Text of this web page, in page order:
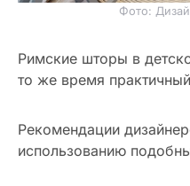
Фото:
Римские шторы в
то же время
Рекомендации
использованию